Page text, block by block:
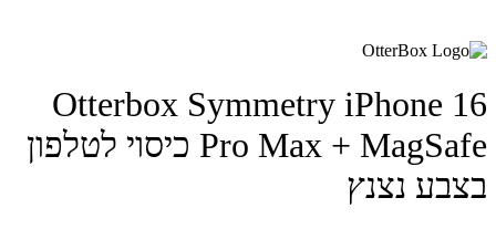
Otterbox Symmetry iPhone
Pro Max + MagSafe כיסוי לטלפון
נצנץ